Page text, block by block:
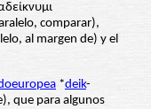
comparar),
al margen de) y el
*deik-
que para algunos